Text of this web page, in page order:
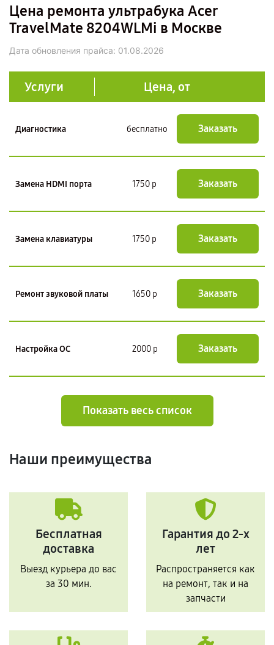
Цена ремонта ультрабука Acer
TravelMate 8204WLMi в Москве
Дата обновления прайса: 01.08.2026
Услуги Цена, от
Диагностика бесплатно Заказать
Замена HDMI порта 1750 р Заказать
Замена клавиатуры 1750 р Заказать
Ремонт звуковой платы 1650 р Заказать
Настройка ОС 2000 р Заказать
Показать весь список
Наши преимущества
Бесплатная
доставка
Выезд курьера до вас
за 30 мин.
Гарантия до 2-х
лет
Распространяется как
на ремонт, так и на
запчасти